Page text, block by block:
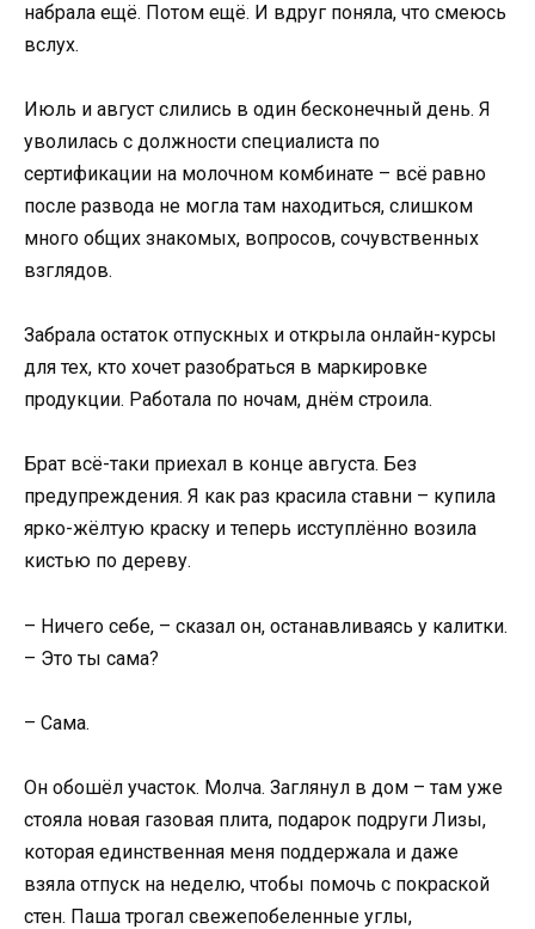
набрала ещё. Потом ещё. И вдруг поняла, что смеюсь
вслух.
Июль и август слились в один бесконечный день. Я
уволилась с должности специалиста по
сертификации на молочном комбинате – всё равно
после развода не могла там находиться, слишком
много общих знакомых, вопросов, сочувственных
взглядов.
Забрала остаток отпускных и открыла онлайн-курсы
для тех, кто хочет разобраться в маркировке
продукции. Работала по ночам, днём строила.
Брат всё-таки приехал в конце августа. Без
предупреждения. Я как раз красила ставни – купила
ярко-жёлтую краску и теперь исступлённо возила
кистью по дереву.
– Ничего себе, – сказал он, останавливаясь у калитки.
– Это ты сама?
– Сама.
Он обошёл участок. Молча. Заглянул в дом – там уже
стояла новая газовая плита, подарок подруги Лизы,
которая единственная меня поддержала и даже
взяла отпуск на неделю, чтобы помочь с покраской
стен. Паша трогал свежепобеленные углы,